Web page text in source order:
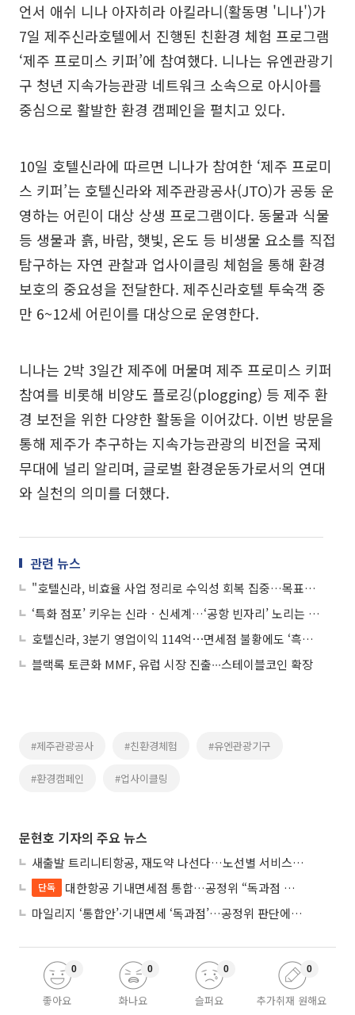
언서 애쉬 니나 아자히라 아킬라니(활동명 '니나')가
7일 제주신라호텔에서 진행된 친환경 체험 프로그램
‘제주 프로미스 키퍼’에 참여했다. 니나는 유엔관광기
구 청년 지속가능관광 네트워크 소속으로 아시아를
중심으로 활발한 환경 캠페인을 펼치고 있다.
10일 호텔신라에 따르면 니나가 참여한 ‘제주 프로미
스 키퍼’는 호텔신라와 제주관광공사(JTO)가 공동 운
영하는 어린이 대상 상생 프로그램이다. 동물과 식물
등 생물과 흙, 바람, 햇빛, 온도 등 비생물 요소를 직접
탐구하는 자연 관찰과 업사이클링 체험을 통해 환경
보호의 중요성을 전달한다. 제주신라호텔 투숙객 중
만 6~12세 어린이를 대상으로 운영한다.
니나는 2박 3일간 제주에 머물며 제주 프로미스 키퍼
참여를 비롯해 비양도 플로깅(plogging) 등 제주 환
경 보전을 위한 다양한 활동을 이어갔다. 이번 방문을
통해 제주가 추구하는 지속가능관광의 비전을 국제
무대에 널리 알리며, 글로벌 환경운동가로서의 연대
와 실천의 의미를 더했다.
관련 뉴스
"호텔신라, 비효율 사업 정리로 수익성 회복 집중…목표가 ↓"
‘특화 점포’ 키우는 신라ㆍ신세계…‘공항 빈자리’ 노리는 롯데ㆍ현대
호텔신라, 3분기 영업이익 114억⋯면세점 불황에도 ‘흑자전환’
블랙록 토큰화 MMF, 유럽 시장 진출∙∙∙스테이블코인 확장
#제주관광공사 #친환경체험 #유엔관광기구
#환경캠페인 #업사이클링
문현호 기자의 주요 뉴스
새출발 트리니티항공, 재도약 나선다…노선별 서비스 차별화
단독
대한항공 기내면세점 통합…공정위 “독과점 여부 따진다”
마일리지 ‘통합안’·기내면세 ‘독과점’…공정위 판단에 쏠린 눈
좋아요
0
화나요
0
슬퍼요
0
추가취재 원해요
0